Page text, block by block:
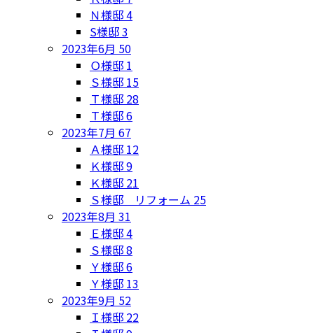
Ｎ様邸4
S様邸3
2023年6月 50
Ｏ様邸 1
Ｓ様邸 15
Ｔ様邸 28
Ｔ様邸6
2023年7月 67
Ａ様邸 12
Ｋ様邸9
Ｋ様邸 21
Ｓ様邸 リフォーム 25
2023年8月 31
Ｅ様邸4
Ｓ様邸8
Ｙ様邸6
Ｙ様邸 13
2023年9月 52
Ｉ様邸 22